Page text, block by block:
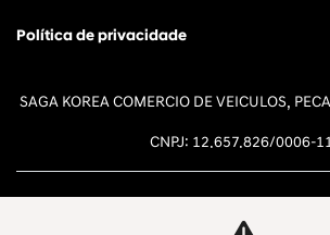
Política de privacidade
SAGA KOREA COMERCIO DE VEICULOS,
CNPJ: 12.657.826/0006-